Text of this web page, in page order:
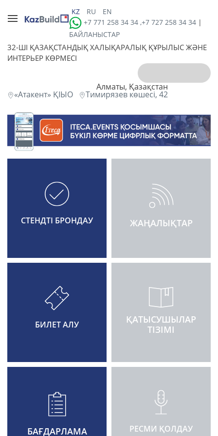
KZ RU
EN
+7 771 258 34 34 ,+7 727 258 34 34|
БАЙЛАНЫСТАР
32-ШI ҚАЗАҚСТАНДЫҚ ХАЛЫҚАРАЛЫҚ ҚҰРЫЛЫС ЖӘНЕ
ИНТЕРЬЕР КӨРМЕСІ
Алматы, Қазақстан
«Атакент» ҚІЫО Тимирязев көшесі, 42
СТЕНДТІ БРОНДАУ ЖАҢАЛЫҚТАР
БИЛЕТ АЛУ
ҚАТЫСУШЫЛАР
ТІЗІМІ
БАҒДАРЛАМА РЕСМИ ҚОЛДАУ